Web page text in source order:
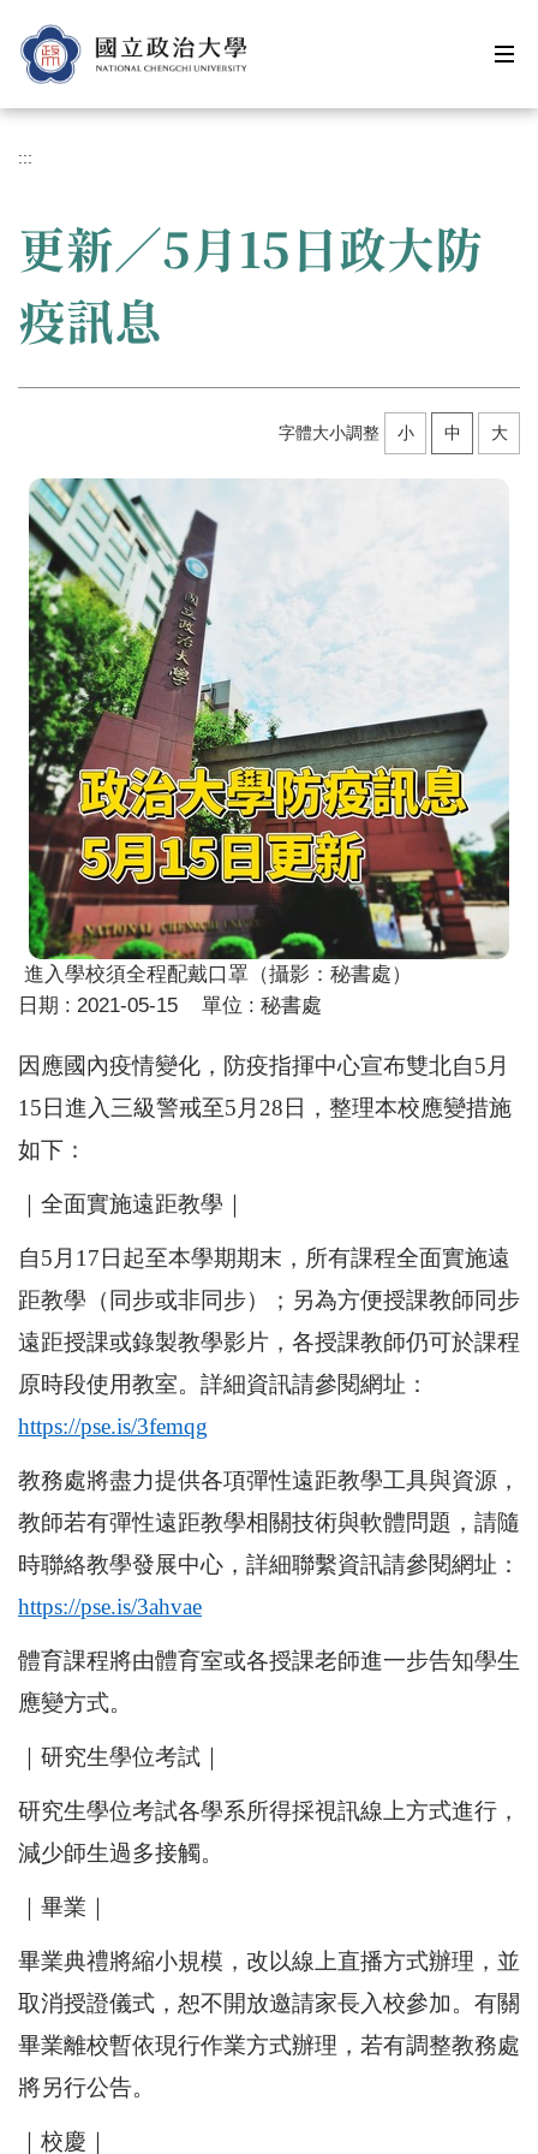
到
主
內
區
:::
更新／5月15日政大防
疫訊息
字體大小調整 小 中 大
進入學校須全程配戴口罩（攝影：秘書處）
日期 : 2021-05-15 單位 : 秘書處
因應國內疫情變化，防疫指揮中心宣布雙北自5月
15日進入三級警戒至5月28日，整理本校應變措施
如下：
｜全面實施遠距教學｜
自5月17日起至本學期期末，所有課程全面實施遠
距教學（同步或非同步）；另為方便授課教師同步
遠距授課或錄製教學影片，各授課教師仍可於課程
原時段使用教室。詳細資訊請參閱網址：
https://pse.is/3femqg
教務處將盡力提供各項彈性遠距教學工具與資源，
教師若有彈性遠距教學相關技術與軟體問題，請隨
時聯絡教學發展中心，詳細聯繫資訊請參閱網址：
https://pse.is/3ahvae
體育課程將由體育室或各授課老師進一步告知學生
應變方式。
｜研究生學位考試｜
研究生學位考試各學系所得採視訊線上方式進行，
減少師生過多接觸。
｜畢業｜
畢業典禮將縮小規模，改以線上直播方式辦理，並
取消授證儀式，恕不開放邀請家長入校參加。有關
畢業離校暫依現行作業方式辦理，若有調整教務處
將另行公告。
｜校慶｜